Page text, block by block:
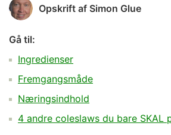
Opskrift af Simon Glue
Gå til:
Ingredienser
Fremgangsmåde
Næringsindhold
4 andre coleslaws du bare SKAL